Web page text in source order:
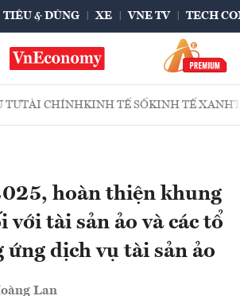
TIÊU & DÙNG XE VNE TV TECH
TƯTÀI CHÍNHKINH TẾ SỐKINH TẾ XANH
hoàn thiện khung
với tài sản ảo và các tổ
ứng dịch vụ tài sản ảo
Lan